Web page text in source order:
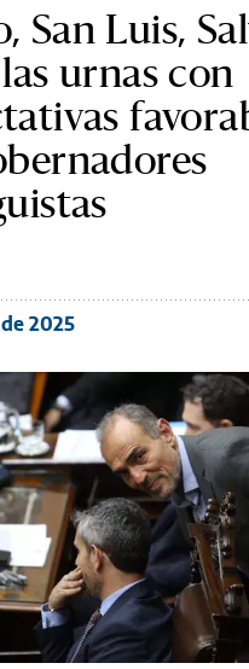
San Luis,
urnas con
2025